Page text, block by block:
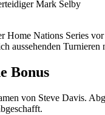
die
Home Nations Series
aussehenden
Bonus
von Steve Davis.